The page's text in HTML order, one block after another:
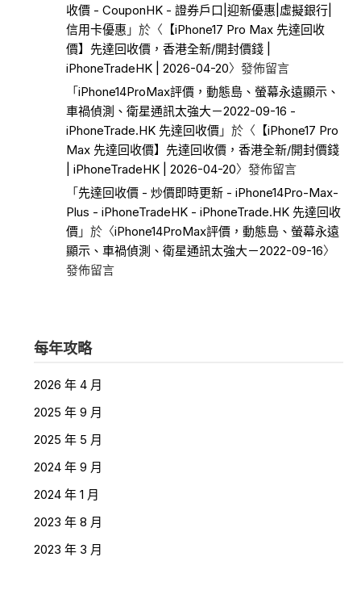
收價 - CouponHK - 證券戶口|迎新優惠|虛擬銀行|
信用卡優惠 」於〈 【iPhone17 Pro Max 先達回收
價】先達回收價，香港全新/開封價錢 |
iPhoneTradeHK | 2026-04-20〉發佈留言
「iPhone14ProMax評價，動態島、螢幕永遠顯示、
車禍偵測、衛星通訊太強大－2022-09-16 -
iPhoneTrade.HK 先達回收價 」於〈 【iPhone17 Pro
Max 先達回收價】先達回收價，香港全新/開封價錢
| iPhoneTradeHK | 2026-04-20〉發佈留言
「 先達回收價 - 炒價即時更新 - iPhone14Pro-Max-
Plus - iPhoneTradeHK - iPhoneTrade.HK 先達回收
價 」於〈iPhone14ProMax評價，動態島、螢幕永遠
顯示、車禍偵測、衛星通訊太強大－2022-09-16〉
發佈留言
每年攻略
2026 年 4 月
2025 年 9 月
2025 年 5 月
2024 年 9 月
2024 年 1 月
2023 年 8 月
2023 年 3 月